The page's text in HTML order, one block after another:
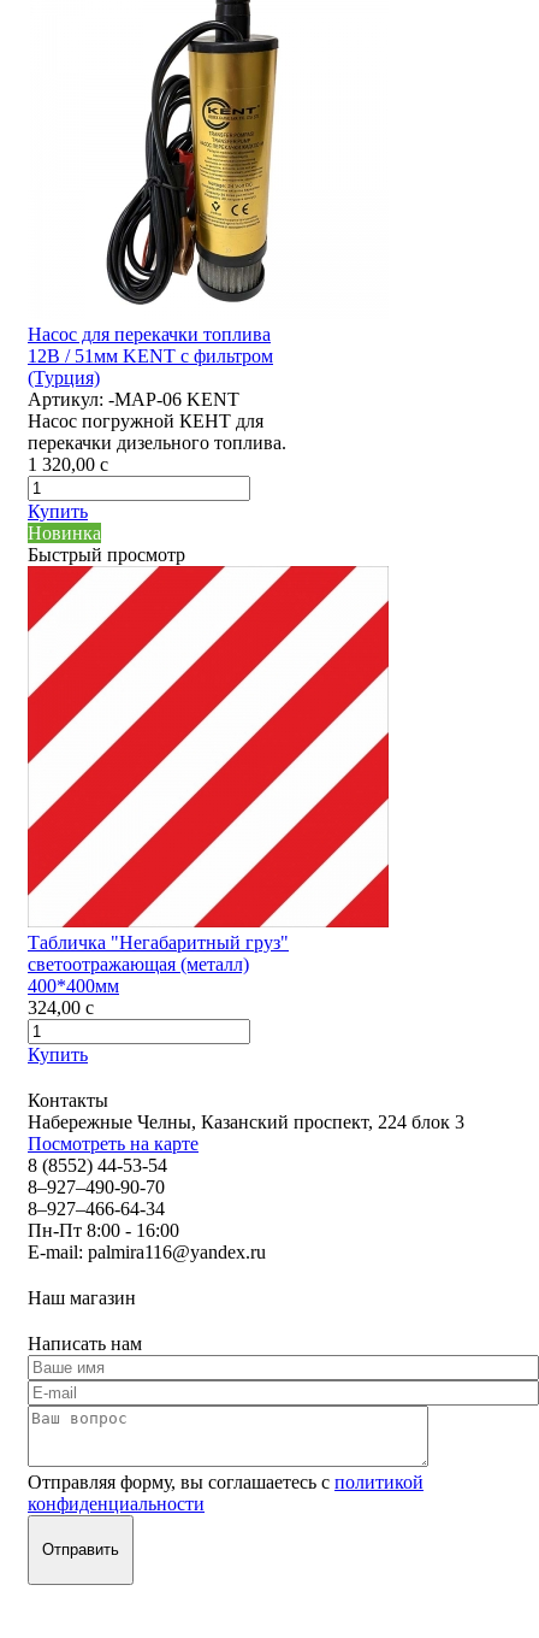
Насос для перекачки топлива
12В / 51мм KENT с фильтром
(Турция)
Артикул: -MAP-06 KENT
Насос погружной КЕНТ для
перекачки дизельного топлива.
1 320,00 c
Купить
Новинка
Быстрый просмотр
Табличка "Негабаритный груз"
светоотражающая (металл)
400*400мм
324,00 c
Купить
Контакты
Набережные Челны, Казанский проспект, 224 блок 3
Посмотреть на карте
8 (8552) 44-53-54
8–927–490-90-70
8–927–466-64-34
Пн-Пт 8:00 - 16:00
E-mail: palmira116@yandex.ru
Наш магазин
Написать нам
Отправляя форму, вы соглашаетесь с политикой
конфиденциальности